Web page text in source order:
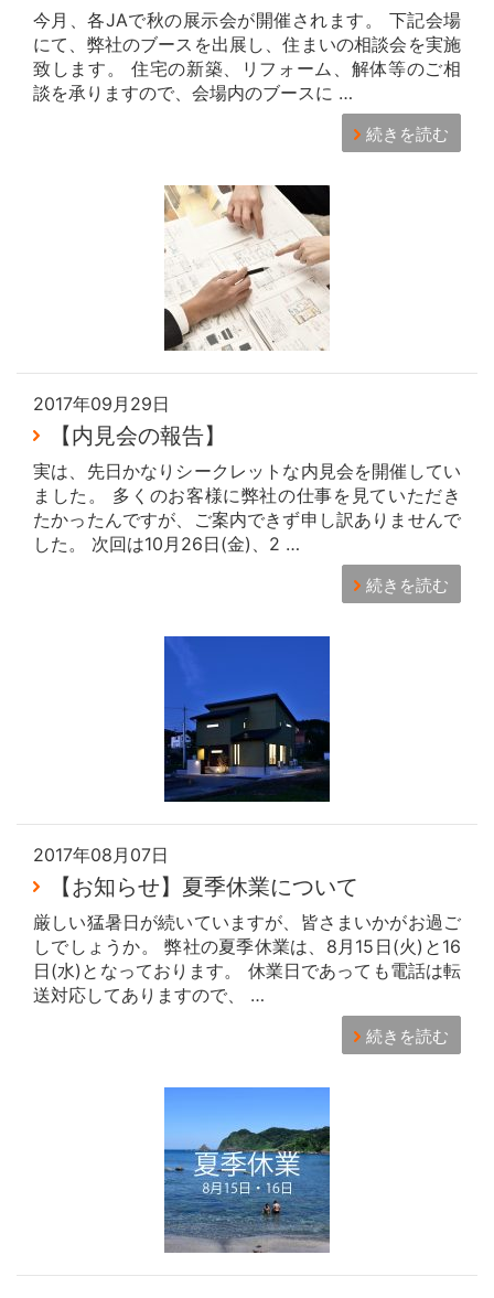
今月、各JAで秋の展示会が開催されます。 下記会場
にて、弊社のブースを出展し、住まいの相談会を実施
致します。 住宅の新築、リフォーム、解体等のご相
談を承りますので、会場内のブースに …
続きを読む
2017年09月29日
【内見会の報告】
実は、先日かなりシークレットな内見会を開催してい
ました。 多くのお客様に弊社の仕事を見ていただき
たかったんですが、ご案内できず申し訳ありませんで
した。 次回は10月26日(金)、2 …
続きを読む
2017年08月07日
【お知らせ】夏季休業について
厳しい猛暑日が続いていますが、皆さまいかがお過ご
しでしょうか。 弊社の夏季休業は、8月15日(火)と16
日(水)となっております。 休業日であっても電話は転
送対応してありますので、 …
続きを読む